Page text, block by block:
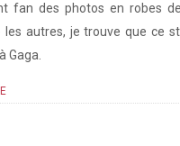
fan des photos en robes
les autres, je trouve que ce
Gaga.